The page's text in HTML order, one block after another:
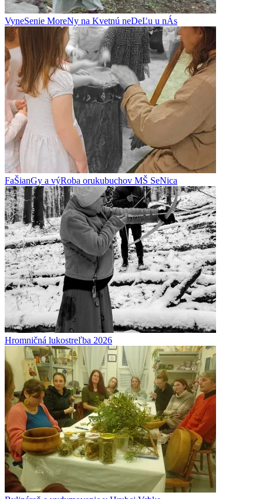
VyneSenie MoreNy na Kvetnú neDeĽu u nÁs
FaŠianGy a výRoba orukubuchov MŠ SeNica
Hromničná lukostreľba 2026